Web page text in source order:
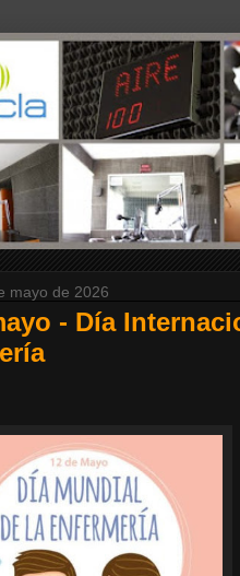
mayo de 2026
- Día